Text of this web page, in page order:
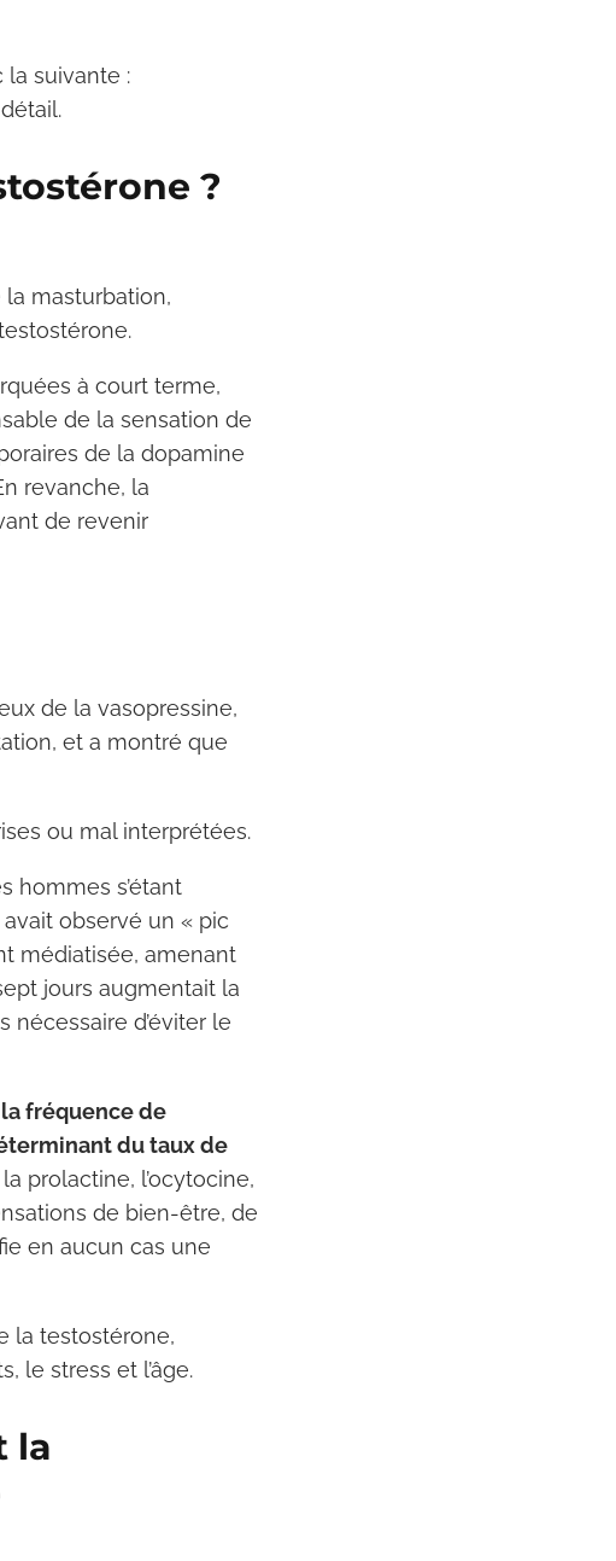
la suivante :
?
la masturbation,
à court terme,
de la sensation de
de la dopamine
revanche, la
de revenir
de la vasopressine,
et a montré que
ou mal interprétées.
hommes s’étant
observé un « pic
médiatisée, amenant
jours augmentait la
nécessaire d’éviter le
la fréquence de
du taux de
prolactine, l’ocytocine,
de bien-être, de
en aucun cas une
la testostérone,
le stress et l’âge.
la